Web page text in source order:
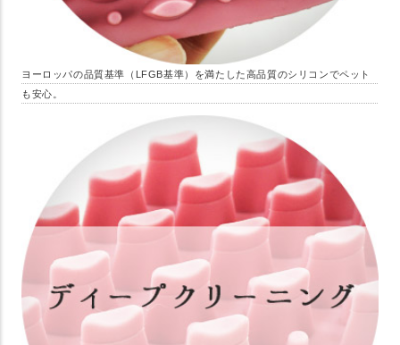
ヨーロッパの品質基準（LFGB基準）を満たした高品質のシリコンでペット
も安心。